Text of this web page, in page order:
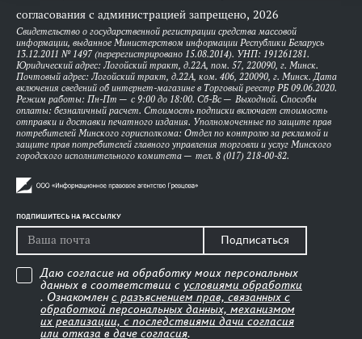
согласования с администрацией запрещено, 2026
Свидетельство о государственной регистрации средства массовой
информации, выданное Министерством информации Республики Беларусь
13.12.2011 № 1497 (перерегистрировано 15.08.2014). УНП: 191261281.
Юридический адрес: Логойский тракт, д.22А, пом. 57, 220090, г. Минск.
Почтовый адрес: Логойский тракт, д.22А, ком. 406, 220090, г. Минск. Дата
включения сведений об интернет-магазине в Торговый реестр РБ 09.06.2020.
Режим работы: Пн-Пт — с 9:00 до 18:00. Сб-Вс — Выходной. Способы
оплаты: безналичный расчет. Стоимость подписки включает стоимость
отправки и доставки печатного издания. Уполномоченные по защите прав
потребителей Минского горисполкома: Отдел по контролю за рекламой и
защите прав потребителей главного управления торговли и услуг Минского
городского исполнительного комитета — тел. 8 (017) 218-00-82.
ПОДПИШИТЕСЬ НА РАССЫЛКУ
Подписаться
Даю согласие на обработку моих персональных
данных в соответствии с условиями обработки
. Ознакомлен с разъяснением прав, связанных с
обработкой персональных данных, механизмом
их реализации, с последствиями дачи согласия
или отказа в даче согласия.